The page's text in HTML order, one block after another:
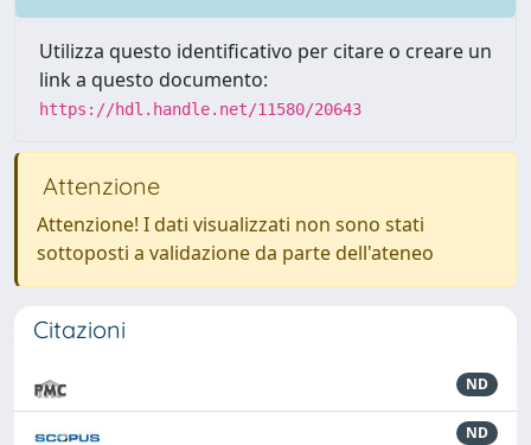
Utilizza questo identificativo per citare o creare un
link a questo documento:
https://hdl.handle.net/11580/20643
Attenzione
Attenzione! I dati visualizzati non sono stati
sottoposti a validazione da parte dell'ateneo
Citazioni
ND
ND